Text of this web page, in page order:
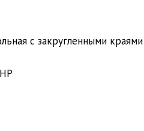
с закругленными краями